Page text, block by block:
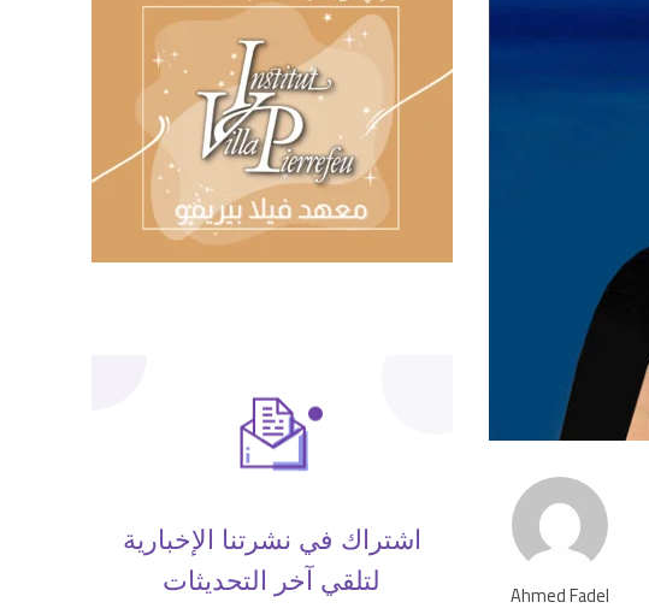
اشتراك في نشرتنا الإخبارية
لتلقي آخر التحديثات
Ahmed Fadel